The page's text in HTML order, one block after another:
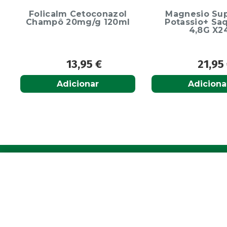
Magnesio Supremo
Potassio+ Saquetas
21,95€
Adicionar
Ecrinal
Endurecedor
10ml
13,99